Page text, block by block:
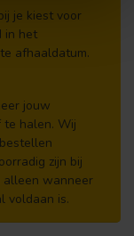
je kiest voor
in het
afhaaldatum.
jouw
halen. Wij
zijn bij
alleen wanneer
voldaan is.